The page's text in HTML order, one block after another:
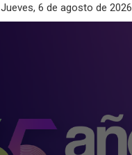
Jueves, 6 de agosto de 2026